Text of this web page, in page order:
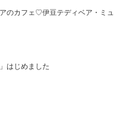
のカフェ♡伊豆テディベア・ミュ
はじめました